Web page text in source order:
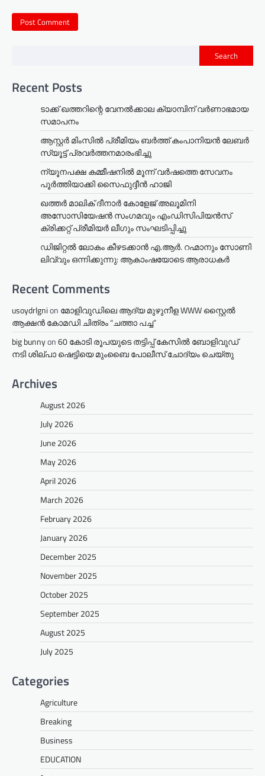
Search
Recent Posts
ടാക്ക് ഖത്തറിന്റെ വേനൽക്കാല ക്യാമ്പിന് വർണാഭമായ
സമാപനം
ആസ്റ്റർ മിംസിൽ പ്രീമിയം ബർത്ത് കംപാനിയൻ ലേബർ
സ്യൂട്ട് പ്രവർത്തനമാരംഭിച്ചു
ന്യൂനപക്ഷ കമ്മീഷനിൽ മൂന്ന് വർഷത്തെ സേവനം
പൂർത്തിയാക്കി സൈഫുദ്ദീൻ ഹാജി
ഖത്തർ മാലിക് ദീനാർ കോളേജ് അലൂമിനി
അസോസിയേഷൻ സംഗമവും എംഡിസിപിയൻസ്
ക്രിക്കറ്റ് പ്രീമിയർ ലീഗും സംഘടിപ്പിച്ചു
ഡിജിറ്റൽ ലോകം കീഴടക്കാൻ എ.ആർ. റഹ്മാനും സോണി
ലിവ്വും ഒന്നിക്കുന്നു: ആകാംഷയോടെ ആരാധകർ
Recent Comments
usoydrlgnion മോളിവുഡിലെ ആദ്യ മുഴുനീള WWW സ്റ്റൈൽ
ആക്ഷൻ കോമഡി ചിത്രം “ചത്താ പച്ച”
big bunnyon60 കോടി രൂപയുടെ തട്ടിപ്പ് കേസിൽ ബോളിവുഡ്
നടി ശില്പാ ഷെട്ടിയെ മുംബൈ പോലീസ് ചോദ്യം ചെയ്തു
Archives
August 2026
July 2026
June 2026
May 2026
April 2026
March 2026
February 2026
January 2026
December 2025
November 2025
October 2025
September 2025
August 2025
July 2025
Categories
Agriculture
Breaking
Business
EDUCATION